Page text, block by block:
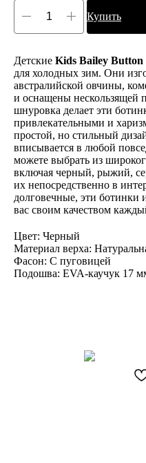
Купить
Детские Kids Bailey Button
для холодных зим. Они
австралийской овчины,
и оснащены нескользящей
шнуровка делает эти
привлекательными и
простой, но стильный
вписывается в любой
можете выбрать из
включая черный, рыжий,
их непосредственно в
долговечные, эти ботинки
вас своим качеством
Цвет: Черный
Материал верха:
Фасон: С пуговицей
Подошва: EVA-каучук 17